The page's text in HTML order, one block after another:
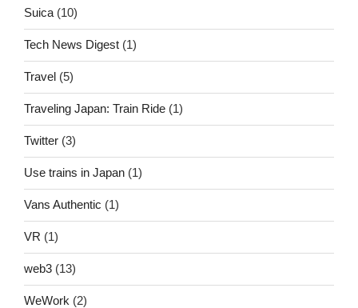
Suica (10)
Tech News Digest (1)
Travel (5)
Traveling Japan: Train Ride (1)
Twitter (3)
Use trains in Japan (1)
Vans Authentic (1)
VR (1)
web3 (13)
WeWork (2)